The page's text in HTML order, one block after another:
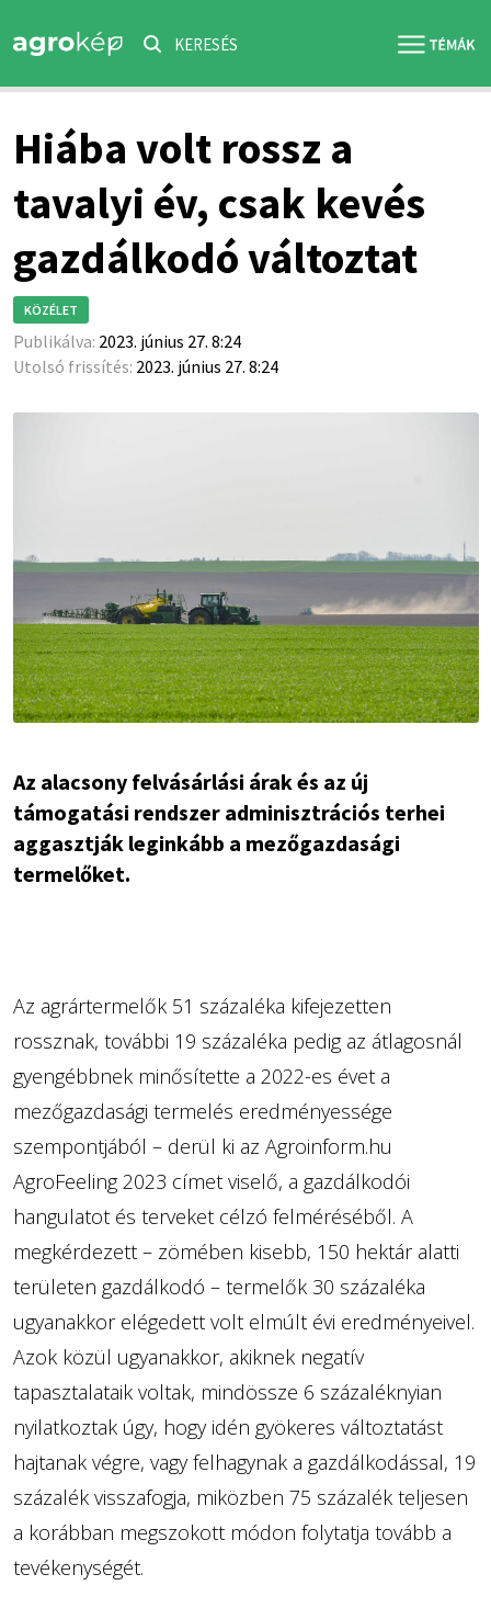
KERESÉS
Hiába volt rossz a
tavalyi év, csak kevés
gazdálkodó változtat
KÖZÉLET
Publikálva: 2023. június 27. 8:24
Utolsó frissítés: 2023. június 27. 8:24
Az alacsony felvásárlási árak és az új
támogatási rendszer adminisztrációs terhei
aggasztják leginkább a mezőgazdasági
termelőket.
Az agrártermelők 51 százaléka kifejezetten
rossznak, további 19 százaléka pedig az átlagosnál
gyengébbnek minősítette a 2022-es évet a
mezőgazdasági termelés eredményessége
szempontjából – derül ki az Agroinform.hu
AgroFeeling 2023 címet viselő, a gazdálkodói
hangulatot és terveket célzó felméréséből. A
megkérdezett – zömében kisebb, 150 hektár alatti
területen gazdálkodó – termelők 30 százaléka
ugyanakkor elégedett volt elmúlt évi eredményeivel.
Azok közül ugyanakkor, akiknek negatív
tapasztalataik voltak, mindössze 6 százaléknyian
nyilatkoztak úgy, hogy idén gyökeres változtatást
hajtanak végre, vagy felhagynak a gazdálkodással, 19
százalék visszafogja, miközben 75 százalék teljesen
a korábban megszokott módon folytatja tovább a
tevékenységét.